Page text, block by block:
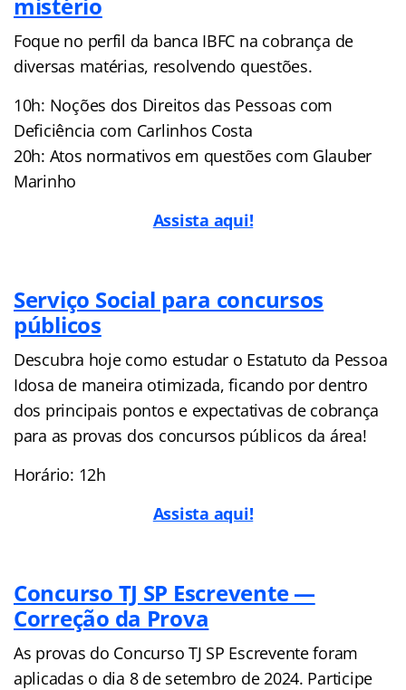
Foque no perfil da banca IBFC na cobrança de
diversas matérias, resolvendo questões.
10h: Noções dos Direitos das Pessoas com
Deficiência com Carlinhos Costa
20h: Atos normativos em questões com Glauber
Marinho
Assista aqui!
Serviço Social para concursos
públicos
Descubra hoje como estudar o Estatuto da Pessoa
Idosa de maneira otimizada, ficando por dentro
dos principais pontos e expectativas de cobrança
para as provas dos concursos públicos da área!
Horário: 12h
Assista aqui!
Concurso TJ SP Escrevente —
Correção da Prova
As provas do Concurso TJ SP Escrevente foram
aplicadas o dia 8 de setembro de 2024. Participe